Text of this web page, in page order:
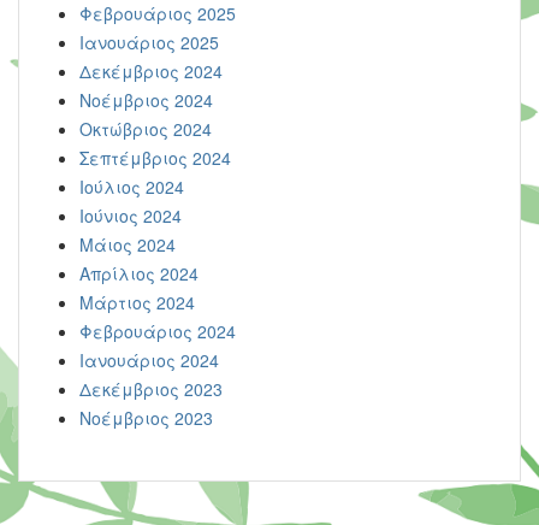
Φεβρουάριος 2025
Ιανουάριος 2025
Δεκέμβριος 2024
Νοέμβριος 2024
Οκτώβριος 2024
Σεπτέμβριος 2024
Ιούλιος 2024
Ιούνιος 2024
Μάιος 2024
Απρίλιος 2024
Μάρτιος 2024
Φεβρουάριος 2024
Ιανουάριος 2024
Δεκέμβριος 2023
Νοέμβριος 2023